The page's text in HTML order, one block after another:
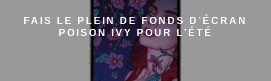
FAIS LE PLEIN DE FONDS D’ÉCRAN
POISON IVY POUR L’ÉTÉ